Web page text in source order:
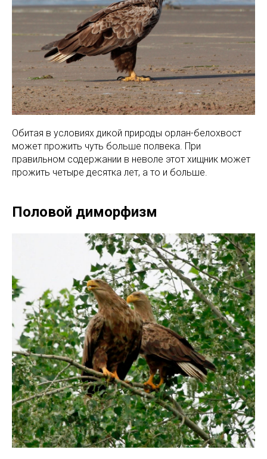
Обитая в условиях дикой природы орлан-белохвост
может прожить чуть больше полвека. При
правильном содержании в неволе этот хищник может
прожить четыре десятка лет, а то и больше.
Половой диморфизм